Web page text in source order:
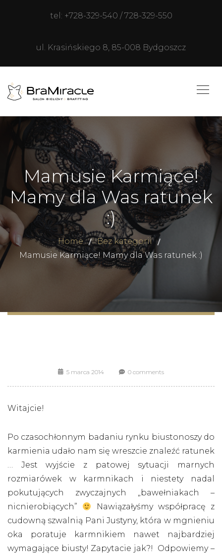
tel: +728-329-540 / 728-329-550
ul. Krasińskiego 8, 85-008 Bydgoszcz
Mamusie Karmiące!
Mamy dla Was ratunek
:)
Home
Bez kategorii
Mamusie Karmiące! Mamy dla Was ratunek :)
5 marca 2014 0 comments
Witajcie!
Po czasochłonnym badaniu rynku biustonoszy do
karmienia udało nam się wreszcie znaleźć ratunek
… Jest wyjście z patowej sytuacji marnych
rozmiarówek w karmnikach i niestety nadal
pokutujących zwyczajnych „bawełniakach –
nicnierobiących”
Nawiązałyśmy współpracę z
cudowną szwalnią Pani Justyny, która w mgnieniu
oka poratuje karmnikiem nawet najbardziej
wymagające biusty! Zapytacie jak?! Odpowiemy –